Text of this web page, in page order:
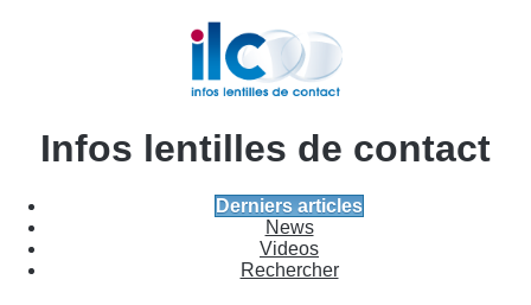
Infos lentilles de contact
Derniers articles
News
Videos
Rechercher